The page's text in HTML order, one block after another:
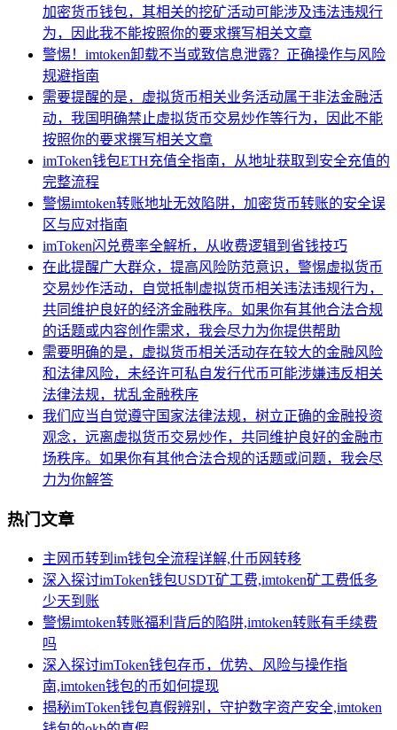
加密货币钱包，其相关的挖矿活动可能涉及违法违规行
为，因此我不能按照你的要求撰写相关文章
警惕！imtoken卸载不当或致信息泄露？正确操作与风险
规避指南
需要提醒的是，虚拟货币相关业务活动属于非法金融活
动，我国明确禁止虚拟货币交易炒作等行为，因此不能
按照你的要求撰写相关文章
imToken钱包ETH充值全指南，从地址获取到安全充值的
完整流程
警惕imtoken转账地址无效陷阱，加密货币转账的安全误
区与应对指南
imToken闪兑费率全解析，从收费逻辑到省钱技巧
在此提醒广大群众，提高风险防范意识，警惕虚拟货币
交易炒作活动，自觉抵制虚拟货币相关违法违规行为，
共同维护良好的经济金融秩序。如果你有其他合法合规
的话题或内容创作需求，我会尽力为你提供帮助
需要明确的是，虚拟货币相关活动存在较大的金融风险
和法律风险，未经许可私自发行代币可能涉嫌违反相关
法律法规，扰乱金融秩序
我们应当自觉遵守国家法律法规，树立正确的金融投资
观念，远离虚拟货币交易炒作，共同维护良好的金融市
场秩序。如果你有其他合法合规的话题或问题，我会尽
力为你解答
热门文章
主网币转到im钱包全流程详解,什币网转移
深入探讨imToken钱包USDT矿工费,imtoken矿工费低多
少天到账
警惕imtoken转账福利背后的陷阱,imtoken转账有手续费
吗
深入探讨imToken钱包存币，优势、风险与操作指
南,imtoken钱包的币如何提现
揭秘imToken钱包真假辨别，守护数字资产安全,imtoken